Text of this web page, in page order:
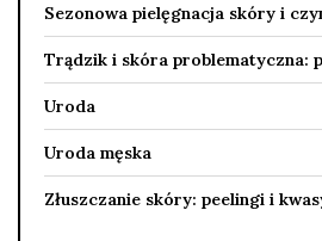
Sezonowa pielęgnacja skóry i
Trądzik i skóra problematyczna:
Uroda
Uroda męska
Złuszczanie skóry: peelingi i